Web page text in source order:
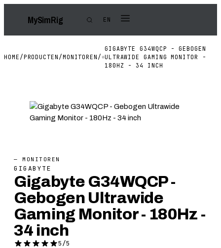
MySimRig EN
HOME /PRODUCTEN /MONITOREN /
GIGABYTE G34WQCP - GEBOGEN
ULTRAWIDE GAMING MONITOR -
180HZ - 34 INCH
— MONITOREN
GIGABYTE
Gigabyte G34WQCP -
Gebogen Ultrawide
Gaming Monitor - 180Hz -
34 inch
5/5